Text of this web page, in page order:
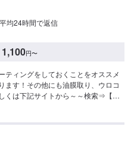
平均24時間で返信
1,100円〜
ティングをしておくことをオススメ
ます！その他にも油膜取り、ウロコ
くは下記サイトから～～検索⇒【カ